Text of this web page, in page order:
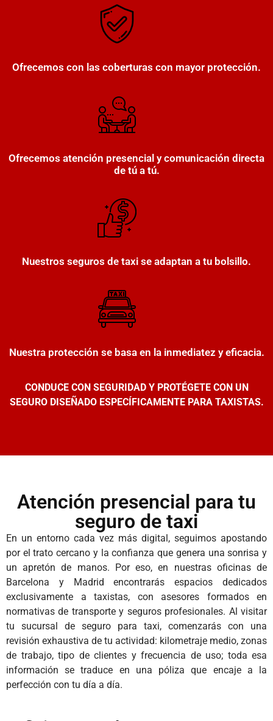
Ofrecemos con las coberturas con mayor protección.
Ofrecemos atención presencial y comunicación directa
de tú a tú.
Nuestros seguros de taxi se adaptan a tu bolsillo.
Nuestra protección se basa en la inmediatez y eficacia.
CONDUCE CON SEGURIDAD Y PROTÉGETE CON UN
SEGURO DISEÑADO ESPECÍFICAMENTE PARA TAXISTAS.
Atención presencial para tu
seguro de taxi
En un entorno cada vez más digital, seguimos apostando
por el trato cercano y la confianza que genera una sonrisa y
un apretón de manos. Por eso, en nuestras oficinas de
Barcelona y Madrid encontrarás espacios dedicados
exclusivamente a taxistas, con asesores formados en
normativas de transporte y seguros profesionales. Al visitar
tu sucursal de seguro para taxi, comenzarás con una
revisión exhaustiva de tu actividad: kilometraje medio, zonas
de trabajo, tipo de clientes y frecuencia de uso; toda esa
información se traduce en una póliza que encaje a la
perfección con tu día a día.